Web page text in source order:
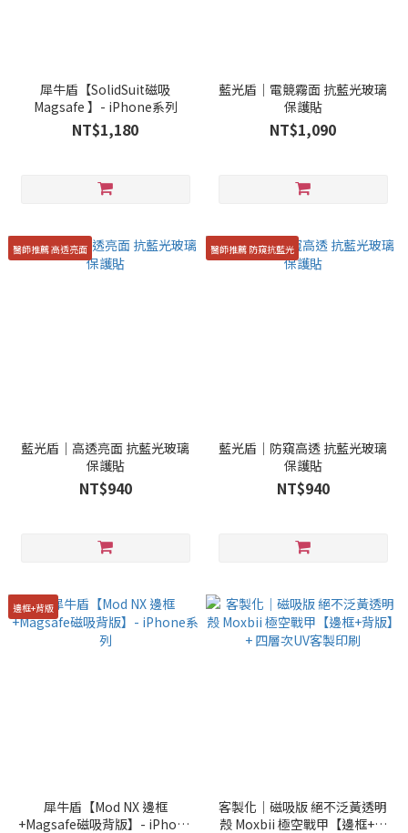
犀牛盾【SolidSuit磁吸
Magsafe 】- iPhone系列
NT$1,180
藍光盾｜電競霧面 抗藍光玻璃
保護貼
NT$1,090
醫師推薦 高透亮面
藍光盾｜高透亮面 抗藍光玻璃
保護貼
NT$940
醫師推薦 防窺抗藍光
藍光盾｜防窺高透 抗藍光玻璃
保護貼
NT$940
邊框+背版
犀牛盾【Mod NX 邊框
+Magsafe磁吸背版】- iPhone
客製化｜磁吸版 絕不泛黃透明
殼 Moxbii 極空戰甲【邊框+背